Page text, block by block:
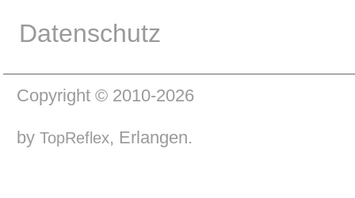
Datenschutz
Copyright © 2010-2026
by TopReflex, Erlangen.